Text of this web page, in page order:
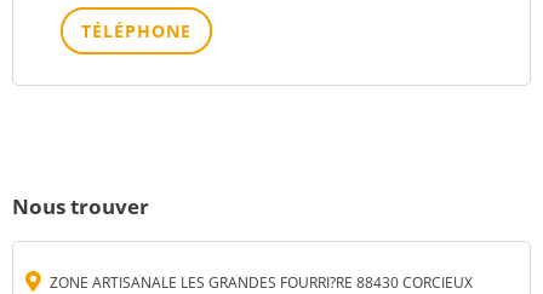
TÉLÉPHONE
Nous trouver
ZONE ARTISANALE LES GRANDES FOURRI?RE 88430 CORCIEUX